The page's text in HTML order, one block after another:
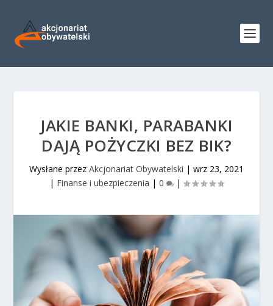
JAKIE BANKI, PARABANKI
DAJĄ POŻYCZKI BEZ BIK?
Wysłane przez Akcjonariat Obywatelski | wrz 23, 2021
| Finanse i ubezpieczenia | 0 |